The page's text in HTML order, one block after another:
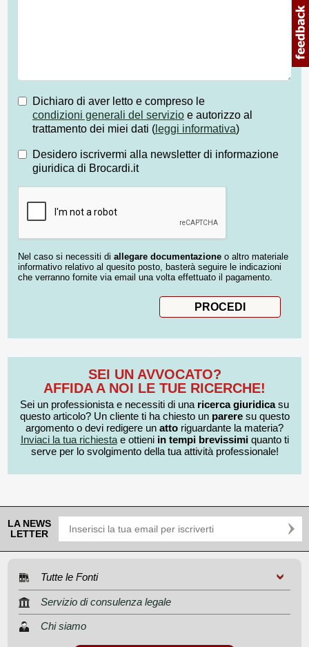
Dichiaro di aver letto e compreso le
condizioni generali del servizio e autorizzo al
trattamento dei miei dati ( leggi informativa)
Desidero iscrivermi alla newsletter di informazione
giuridica di Brocardi.it
Nel caso si necessiti di allegare documentazione o altro materiale
informativo relativo al quesito posto, basterà seguire le indicazioni
che verranno fornite via email una volta effettuato il pagamento.
SEI UN AVVOCATO?
AFFIDA A NOI LE TUE RICERCHE!
Sei un professionista e necessiti di una ricerca giuridicasu
questo articolo? Un cliente ti ha chiesto un pareresu questo
argomento o devi redigere un atto riguardante la materia?
Inviaci la tua richiestae ottieni in tempi brevissimiquanto ti
serve per lo svolgimento della tua attività professionale!
LA NEWS
LETTER
Tutte le Fonti
Servizio di consulenza legale
Chi siamo